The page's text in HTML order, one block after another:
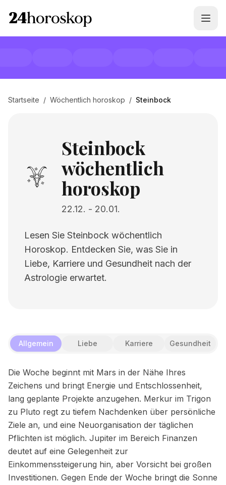
Startseite / Wöchentlich horoskop / Steinbock
Steinbock
wöchentlich
horoskop
22.12. - 20.01.
Lesen Sie Steinbock wöchentlich
Horoskop. Entdecken Sie, was Sie in
Liebe, Karriere und Gesundheit nach der
Astrologie erwartet.
Allgemein Liebe Karriere Gesundheit
Die Woche beginnt mit Mars in der Nähe Ihres
Zeichens und bringt Energie und Entschlossenheit,
lang geplante Projekte anzugehen. Merkur im Trigon
zu Pluto regt zu tiefem Nachdenken über persönliche
Ziele an, und eine Neuorganisation der täglichen
Pflichten ist möglich. Jupiter im Bereich Finanzen
deutet auf eine Gelegenheit zur
Einkommenssteigerung hin, aber Vorsicht bei großen
Investitionen. Gegen Ende der Woche bringt die Sonne